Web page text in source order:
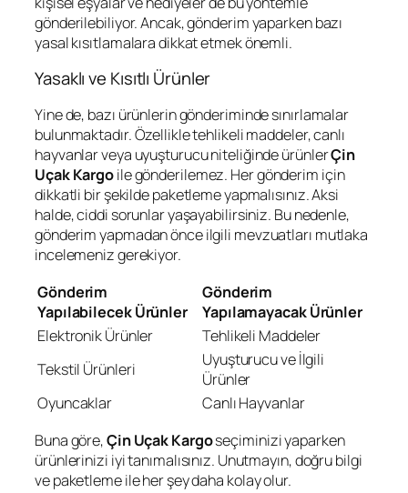
gönderilebiliyor. Ancak, gönderim yaparken bazı
yasal kısıtlamalara dikkat etmek önemli.
Yasaklı ve Kısıtlı Ürünler
Yine de, bazı ürünlerin gönderiminde sınırlamalar
bulunmaktadır. Özellikle tehlikeli maddeler, canlı
hayvanlar veya uyuşturucu niteliğinde ürünlerÇin
Uçak Kargoile gönderilemez. Her gönderim için
dikkatli bir şekilde paketleme yapmalısınız. Aksi
halde, ciddi sorunlar yaşayabilirsiniz. Bu nedenle,
gönderim yapmadan önce ilgili mevzuatları mutlaka
incelemeniz gerekiyor.
Gönderim
Yapılabilecek Ürünler
Gönderim
Yapılamayacak Ürünler
Elektronik Ürünler
Tehlikeli Maddeler
Tekstil Ürünleri
Uyuşturucu ve İlgili
Ürünler
Oyuncaklar
Canlı Hayvanlar
Buna göre,Çin Uçak Kargoseçiminizi yaparken
ürünlerinizi iyi tanımalısınız. Unutmayın, doğru bilgi
ve paketleme ile her şey daha kolay olur.